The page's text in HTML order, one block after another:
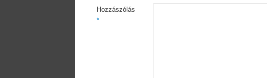
Hozzászólás
*